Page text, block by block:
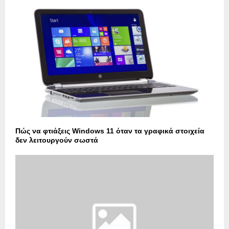
Πώς να φτιάξεις Windows 11 όταν τα γραφικά στοιχεία
δεν λειτουργούν σωστά